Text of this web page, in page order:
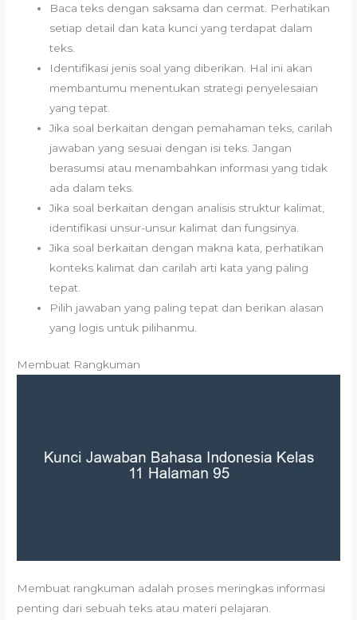
Baca teks dengan saksama dan cermat. Perhatikan
setiap detail dan kata kunci yang terdapat dalam
teks.
Identifikasi jenis soal yang diberikan. Hal ini akan
membantumu menentukan strategi penyelesaian
yang tepat.
Jika soal berkaitan dengan pemahaman teks, carilah
jawaban yang sesuai dengan isi teks. Jangan
berasumsi atau menambahkan informasi yang tidak
ada dalam teks.
Jika soal berkaitan dengan analisis struktur kalimat,
identifikasi unsur-unsur kalimat dan fungsinya.
Jika soal berkaitan dengan makna kata, perhatikan
konteks kalimat dan carilah arti kata yang paling
tepat.
Pilih jawaban yang paling tepat dan berikan alasan
yang logis untuk pilihanmu.
Membuat Rangkuman
Membuat rangkuman adalah proses meringkas informasi
penting dari sebuah teks atau materi pelajaran.